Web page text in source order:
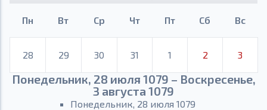
Пн Вт Ср Чт Пт Сб Вс
28 29 30 31 1 2 3
Понедельник, 28 июля 1079 – Воскресенье,
3 августа 1079
Понедельник, 28 июля 1079